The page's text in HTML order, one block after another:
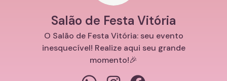
Salão de Festa Vitória
O Salão de Festa Vitória: seu evento
inesquecível! Realize aqui seu grande
momento!🎉